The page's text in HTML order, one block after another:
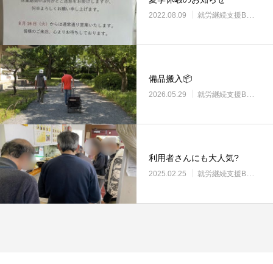
2022.08.09 就労継続支援B型・ニコサービス
備品搬入📦
2026.05.29 就労継続支援B型・ニコサービス
利用者さんにも大人気?
2025.02.25 就労継続支援B型・ニコサービス